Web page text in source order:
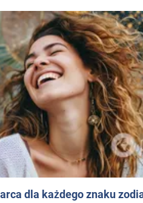
dla każdego znaku